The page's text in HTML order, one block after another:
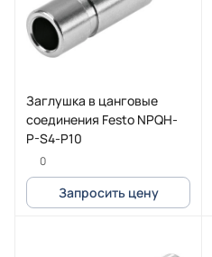
Заглушка в цанговые
соединения Festo NPQH-
P-S4-P10
0
Запросить цену